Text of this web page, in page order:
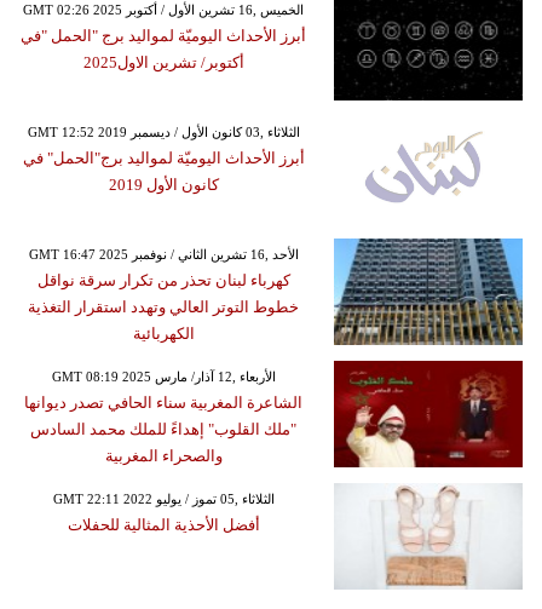
GMT 02:26 2025 الخميس ,16 تشرين الأول / أكتوبر
أبرز الأحداث اليوميّة لمواليد برج "الحمل "في
أكتوبر/ تشرين الاول2025
GMT 12:52 2019 الثلاثاء ,03 كانون الأول / ديسمبر
أبرز الأحداث اليوميّة لمواليد برج"الحمل" في
كانون الأول 2019
GMT 16:47 2025 الأحد ,16 تشرين الثاني / نوفمبر
كهرباء لبنان تحذر من تكرار سرقة نواقل
خطوط التوتر العالي وتهدد استقرار التغذية
الكهربائية
GMT 08:19 2025 الأربعاء ,12 آذار/ مارس
الشاعرة المغربية سناء الحافي تصدر ديوانها
"ملك القلوب" إهداءً للملك محمد السادس
والصحراء المغربية
GMT 22:11 2022 الثلاثاء ,05 تموز / يوليو
أفضل الأحذية المثالية للحفلات